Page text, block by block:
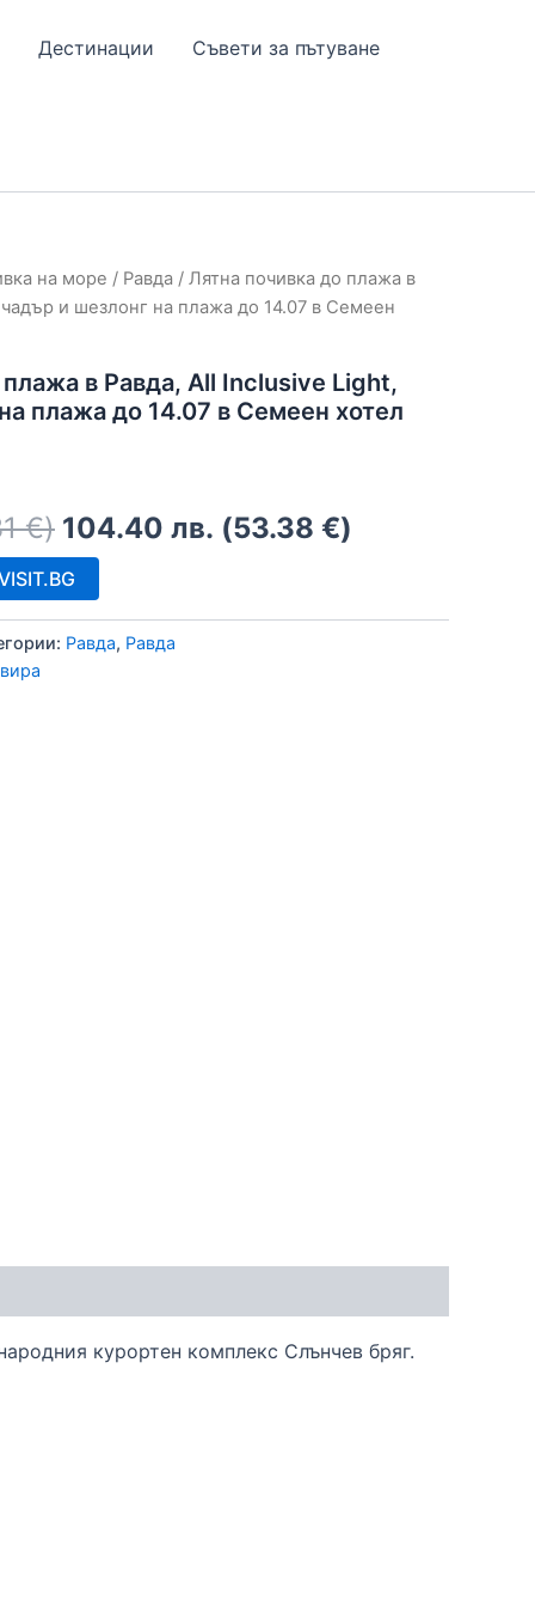
Дестинации Съвети за пътуване
на море / Равда / Лятна почивка до плажа в
и шезлонг на плажа до 14.07 в Семеен
в Равда, All Inclusive Light,
плажа до 14.07 в Семеен хотел
€) 104.40 лв. (53.38 €)
Равда, Равда
курортен комплекс Слънчев бряг.